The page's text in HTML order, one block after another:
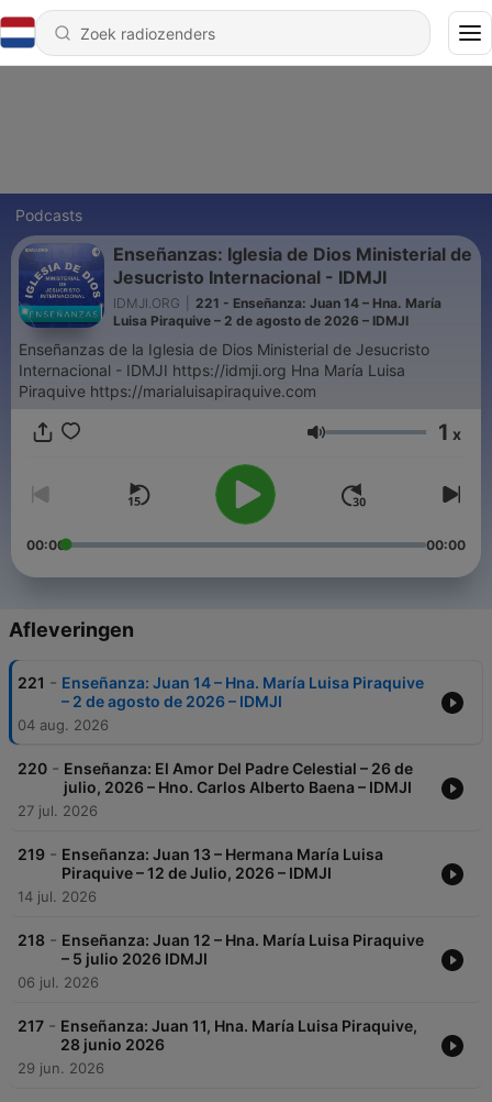
Podcasts
Enseñanzas: Iglesia de Dios Ministerial de
Jesucristo Internacional - IDMJI
IDMJI.ORG
221 - Enseñanza: Juan 14 – Hna. María
Luisa Piraquive – 2 de agosto de 2026 – IDMJI
Enseñanzas de la Iglesia de Dios Ministerial de Jesucristo
Internacional - IDMJI https://idmji.org Hna María Luisa
Piraquive https://marialuisapiraquive.com
Volume 1 x
00:00 00:00
Afleveringen
221 - Enseñanza: Juan 14 – Hna. María Luisa Piraquive
– 2 de agosto de 2026 – IDMJI
04 aug. 2026
220 - Enseñanza: El Amor Del Padre Celestial – 26 de
julio, 2026 – Hno. Carlos Alberto Baena – IDMJI
27 jul. 2026
219 - Enseñanza: Juan 13 – Hermana María Luisa
Piraquive – 12 de Julio, 2026 – IDMJI
14 jul. 2026
218 - Enseñanza: Juan 12 – Hna. María Luisa Piraquive
– 5 julio 2026 IDMJI
06 jul. 2026
217 - Enseñanza: Juan 11, Hna. María Luisa Piraquive,
28 junio 2026
29 jun. 2026